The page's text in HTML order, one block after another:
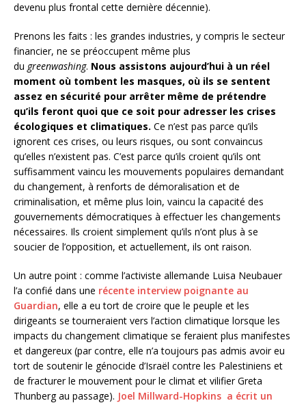
devenu plus frontal cette dernière décennie).
Prenons les faits : les grandes industries, y compris le secteur
financier, ne se préoccupent même plus
du greenwashing. Nous assistons aujourd’hui à un réel
moment où tombent les masques, où ils se sentent
assez en sécurité pour arrêter même de prétendre
qu’ils feront quoi que ce soit pour adresser les crises
écologiques et climatiques. Ce n’est pas parce qu’ils
ignorent ces crises, ou leurs risques, ou sont convaincus
qu’elles n’existent pas. C’est parce qu’ils croient qu’ils ont
suffisamment vaincu les mouvements populaires demandant
du changement, à renforts de démoralisation et de
criminalisation, et même plus loin, vaincu la capacité des
gouvernements démocratiques à effectuer les changements
nécessaires. Ils croient simplement qu’ils n’ont plus à se
soucier de l’opposition, et actuellement, ils ont raison.
Un autre point : comme l’activiste allemande Luisa Neubauer
l’a confié dans une récente interview poignante au
Guardian, elle a eu tort de croire que le peuple et les
dirigeants se tourneraient vers l’action climatique lorsque les
impacts du changement climatique se feraient plus manifestes
et dangereux (par contre, elle n’a toujours pas admis avoir eu
tort de soutenir le génocide d’Israël contre les Palestiniens et
de fracturer le mouvement pour le climat et vilifier Greta
Thunberg au passage). Joel Millward-Hopkins a écrit un